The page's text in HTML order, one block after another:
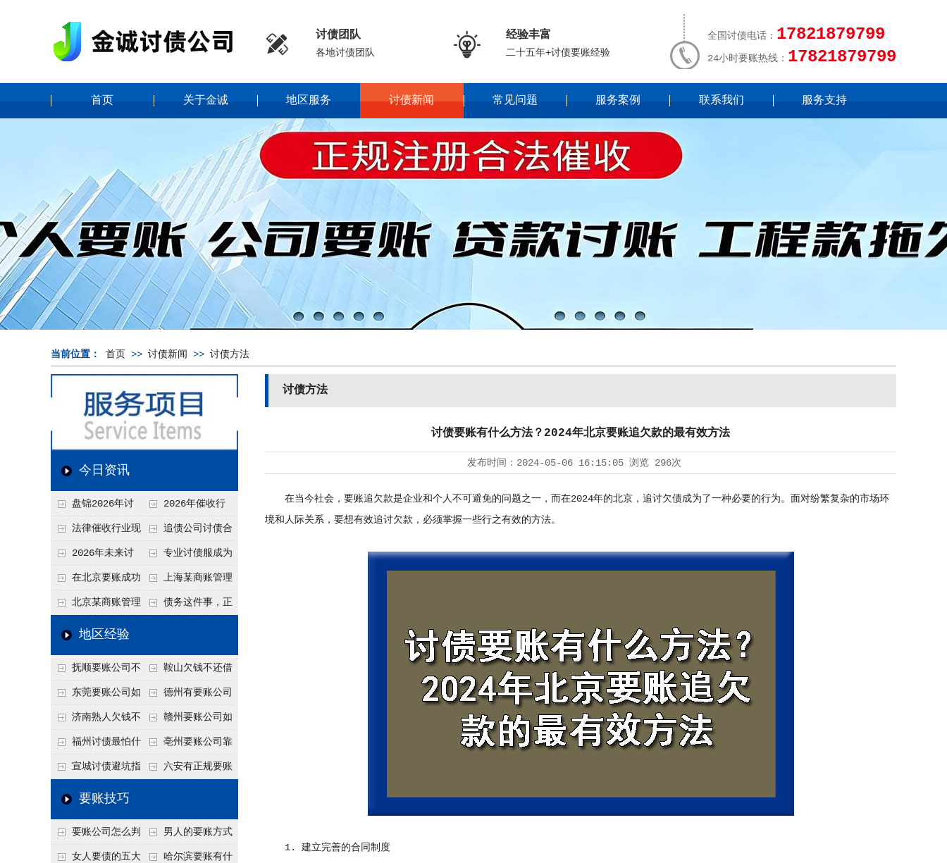
 讨债团队
各地讨债团队  经验丰富
二十五年+讨债要账经验
全国讨债电话： 17821879799
24小时要账热线： 17821879799
首页 关于金诚 地区服务 讨债新闻 常见问题 服务案例 联系我们 服务支持
当前位置： 首页 >> 讨债新闻 >> 讨债方法
今日资讯
盘锦2026年讨
债新趋势
2026年催收行
业发展现状、竞争格
局及未来趋势分析
法律催收行业现
状、合规痛点与未来
发展趋势深度解析
追债公司讨债合
法方法总结
2026年未来讨
债要账公司发展趋势
专业讨债服成为
2026年的发展趋势
在北京要账成功
率高吗？未来追账公
司发展趋势引发行业
上海某商账管理
机构聚焦合规服务
北京某商账管理
服务机构持续提升合
力企业化解应收账款
难题
债务这件事，正
地区经验
抚顺要账公司不
敢透漏的追回方法是
什么？
鞍山欠钱不还借
口太多？2026年这3
句反问话术，直接把
他后路堵死
东莞要账公司如
何有效要账讨债？20
26年合法追债经验总
结！
德州有要账公司
吗？如何合法讨债才
不沾风险？
济南熟人欠钱不
还？
赣州要账公司如
何有效讨债？合法追
债四步秘籍
福州讨债最怕什
么？2026年这两个关
键细节，做错就很难
亳州要账公司靠
谱吗？合法讨债四步
宣城讨债避坑指
南：2026年这2个细
回！
六安有正规要账
要账技巧
要账公司怎么判
断这个案子能不能
男人的要账方式
是什么呢？
女人要债的五大 哈尔滨要账有什
讨债方法
讨债要账有什么方法？2024年北京要账追欠款的最有效方法
发布时间： 2024-05-06 16:15:05 浏览 296次
在当今社会，要账追欠款是企业和个人不可避免的问题之一，而在2024年的北京，追讨欠债成为了一种必要的行为。面对纷繁复杂的市场环
境和人际关系，要想有效追讨欠款，必须掌握一些行之有效的方法。
1. 建立完善的合同制度